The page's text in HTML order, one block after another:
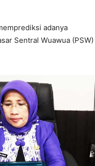
adanya
Sentral Wuawua (PSW)